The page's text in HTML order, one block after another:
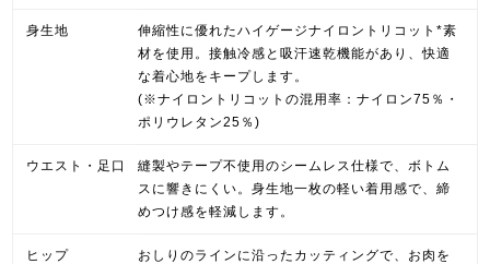
身生地
伸縮性に優れたハイゲージナイロントリコット*素
材を使用。接触冷感と吸汗速乾機能があり、快適
な着心地をキープします。
(※ナイロントリコットの混用率：ナイロン75％・
ポリウレタン25％)
ウエスト・足口
縫製やテープ不使用のシームレス仕様で、ボトム
スに響きにくい。身生地一枚の軽い着用感で、締
めつけ感を軽減します。
ヒップ
おしりのラインに沿ったカッティングで、お肉を